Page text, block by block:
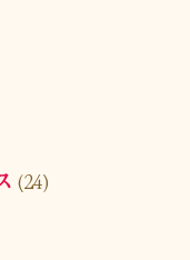
(24)